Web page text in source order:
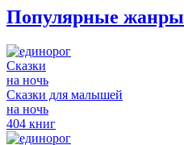
Популярные жанры
Сказки
на ночь
Сказки для малышей
на ночь
404 книг